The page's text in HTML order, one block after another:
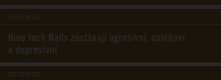
RECENZE
Nine Inch Nails zůstávají agresivní, naléhaví
a depresivní
RECENZE